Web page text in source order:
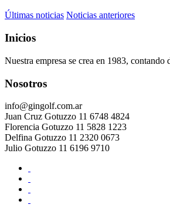
Últimas noticias Noticias anteriores
Inicios
Nuestra empresa se crea en 1983,
Nosotros
info@gingolf.com.ar
Juan Cruz Gotuzzo 11 6748 4824
Florencia Gotuzzo 11 5828 1223
Delfina Gotuzzo 11 2320 0673
Julio Gotuzzo 11 6196 9710